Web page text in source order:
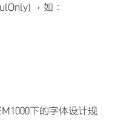
，如：
下的字体设计规